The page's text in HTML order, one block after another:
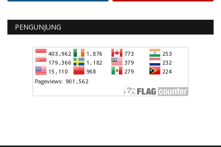
PENGUNJUNG